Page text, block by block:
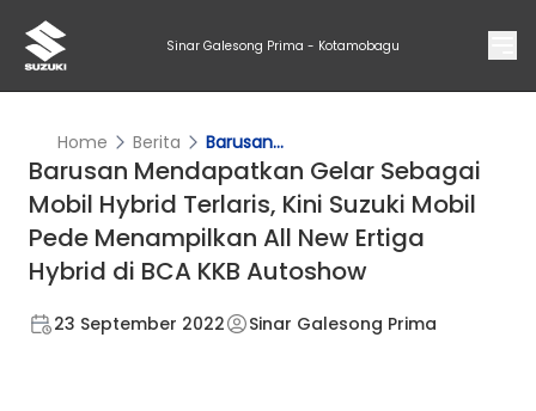
Sinar Galesong Prima - Kotamobagu
Home Berita Barusan...
Barusan Mendapatkan Gelar Sebagai
Mobil Hybrid Terlaris, Kini Suzuki Mobil
Pede Menampilkan All New Ertiga
Hybrid di BCA KKB Autoshow
23 September 2022 Sinar Galesong Prima